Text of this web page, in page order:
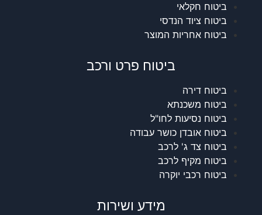
ביטוח חקלאי
ביטוח ציוד הנדסי
ביטוח אחריות המוצר
ביטוח פרט ורכב
ביטוח דירה
ביטוח משכנתא
ביטוח נסיעות לחו"ל
ביטוח אובדן כושר עבודה
ביטוח צד ג' לרכב
ביטוח מקיף לרכב
ביטוח רכבי יוקרה
מידע ושירות